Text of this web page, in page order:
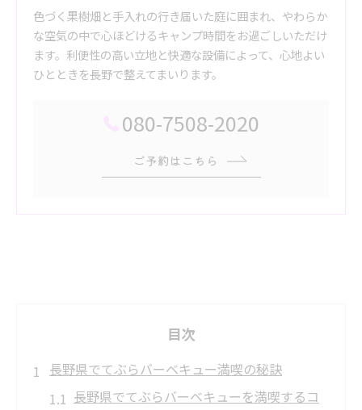
色づく果樹畑と手入れの行き届いた庭に囲まれ、やわらか
な空気の中で心ほどけるキャンプ時間をお過ごしいただけ
ます。利便性の高い立地と快適な設備によって、心地よい
ひとときを長野で整えてまいります。
080-7508-2020
ご予約はこちら
目次
長野県でてぶらバーベキュー満喫の秘訣
長野県でてぶらバーベキューを満喫するコ